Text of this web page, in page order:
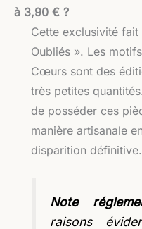
à 3,90 € ?
Cette exclusivité
Oubliés ». Les
Cœurs sont des
très petites
de posséder ces
manière artisanale
disparition définitive.
Note
raisons